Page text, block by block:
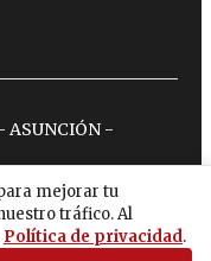
mejorar tu
tráfico. Al
Política de privacidad.
ASUNCIÓN -
spotify